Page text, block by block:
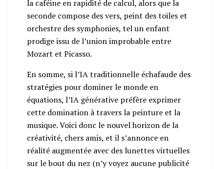
la caféine en rapidité de calcul, alors que la
seconde compose des vers, peint des toiles et
orchestre des symphonies, tel un enfant
prodige issu de l’union improbable entre
Mozart et Picasso.
En somme, si l’IA traditionnelle échafaude des
stratégies pour dominer le monde en
équations, l’IA générative préfère exprimer
cette domination à travers la peinture et la
musique. Voici donc le nouvel horizon de la
créativité, chers amis, et il s’annonce en
réalité augmentée avec des lunettes virtuelles
sur le bout du nez (n’y voyez aucune publicité